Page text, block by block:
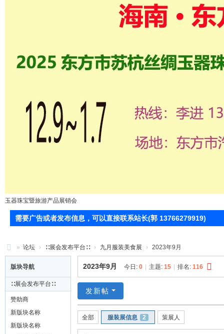
玉器珠宝暨旅游产品展销会
需要广告或者发布信息，可以直接联系站长(郭 13766279919)
71
0
服
» 论坛 › ∷展会发布平台∷ › 九月服装美食展 › 2023年9月
版块导航
∷展会发布平台∷
赞助商
新版块名称
新版块名称
2023年9月 今日: 0 | 主题: 15 | 排名: 116
发新帖
全部 服装展信息 2 策展人